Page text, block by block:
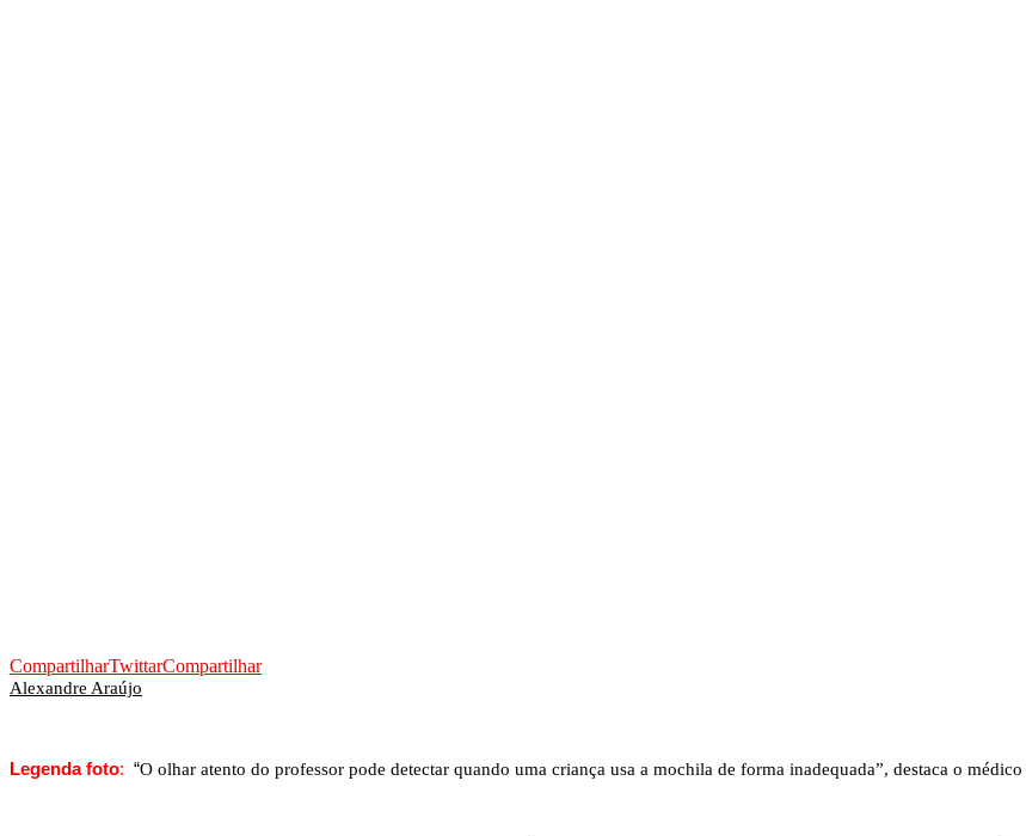
CompartilharTwittarCompartilhar
Alexandre Araújo
Legenda foto: “O olhar atento do professor pode detectar quando uma criança usa a mochila de forma inadequada”, destaca o médico